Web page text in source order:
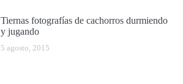
Tiernas fotografías de cachorros durmiendo
y jugando
5 agosto, 2015